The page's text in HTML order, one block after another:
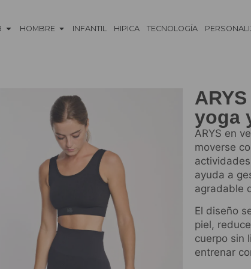
HOMBRE INFANTIL HIPICA TECNOLOGÍA
yoga
ARYS en
moverse
ayuda a
agradable
El diseño
piel,
cuerpo sin
entrenar